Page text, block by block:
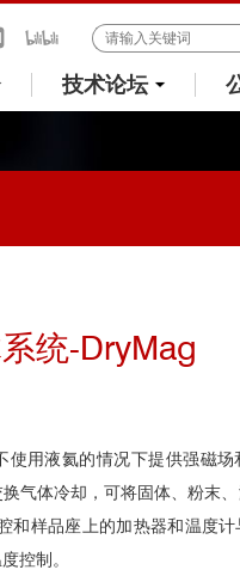
技术论坛
统-DryMag
使用液氦的情况下提供强磁
气体冷却，可将固体、粉末
和样品座上的加热器和温度
控制。